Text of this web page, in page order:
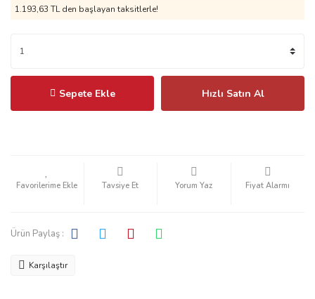
1.193,63 TLden başlayan taksitlerle!
Sepete Ekle Hızlı Satın Al
Tavsiye Et Yorum Yaz Fiyat Alarmı
Ürün Paylaş :
Karşılaştır